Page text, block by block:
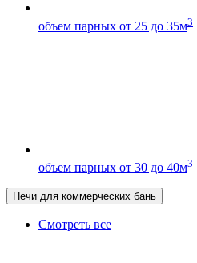
объем парных от 25 до 35м3
объем парных от 30 до 40м3
Печи для коммерческих бань
Смотреть все